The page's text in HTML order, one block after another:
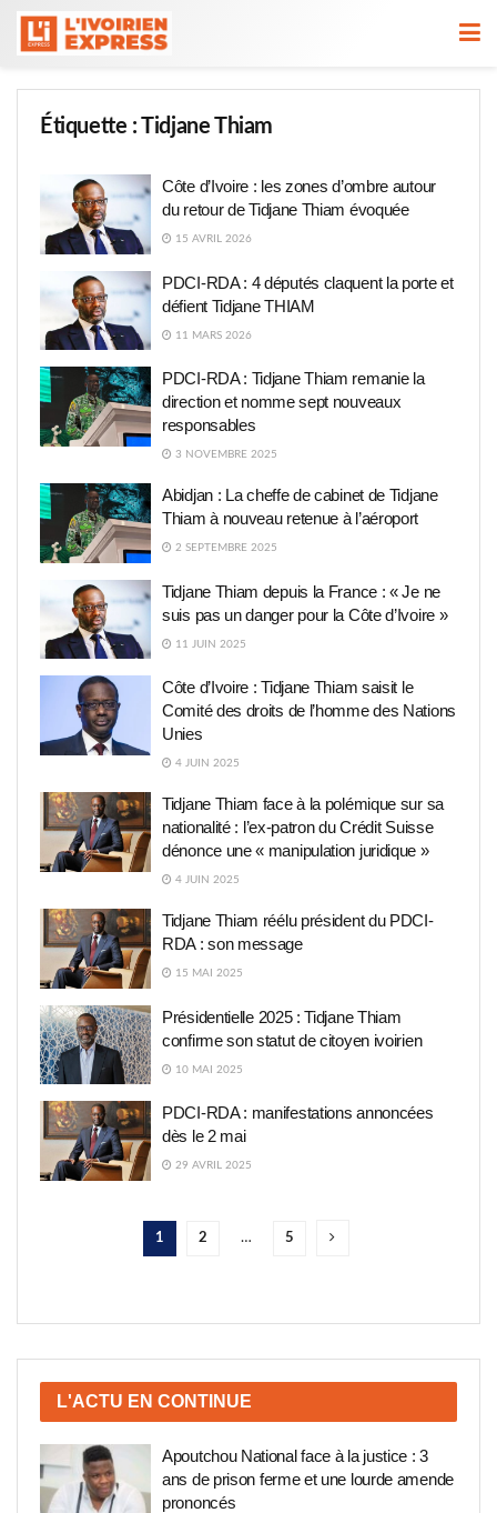
Étiquette : Tidjane Thiam
Côte d’Ivoire : les zones d’ombre autour
du retour de Tidjane Thiam évoquée
15 AVRIL 2026
PDCI-RDA : 4 députés claquent la porte et
défient Tidjane THIAM
11 MARS 2026
PDCI-RDA : Tidjane Thiam remanie la
direction et nomme sept nouveaux
responsables
3 NOVEMBRE 2025
Abidjan : La cheffe de cabinet de Tidjane
Thiam à nouveau retenue à l’aéroport
2 SEPTEMBRE 2025
Tidjane Thiam depuis la France : « Je ne
suis pas un danger pour la Côte d’Ivoire »
11 JUIN 2025
Côte d’Ivoire : Tidjane Thiam saisit le
Comité des droits de l’homme des Nations
Unies
4 JUIN 2025
Tidjane Thiam face à la polémique sur sa
nationalité : l’ex-patron du Crédit Suisse
dénonce une « manipulation juridique »
4 JUIN 2025
Tidjane Thiam réélu président du PDCI-
RDA : son message
15 MAI 2025
Présidentielle 2025 : Tidjane Thiam
confirme son statut de citoyen ivoirien
10 MAI 2025
PDCI-RDA : manifestations annoncées
dès le 2 mai
29 AVRIL 2025
1 2 … 5
L'ACTU EN CONTINUE
Apoutchou National face à la justice : 3
ans de prison ferme et une lourde amende
prononcés